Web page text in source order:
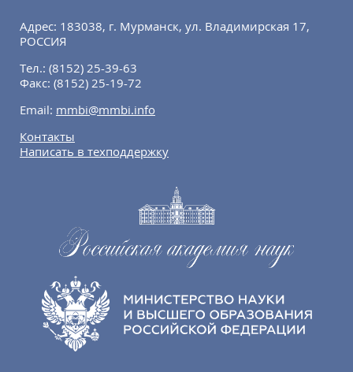
Адрес: 183038, г. Мурманск, ул. Владимирская 17,
РОССИЯ
Тел.: (8152) 25-39-63
Факс: (8152) 25-19-72
Email: mmbi@mmbi.info
Контакты
Написать в техподдержку